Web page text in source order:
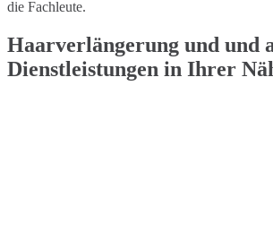
die Fachleute.
Haarverlängerung und und
Dienstleistungen in Ihrer